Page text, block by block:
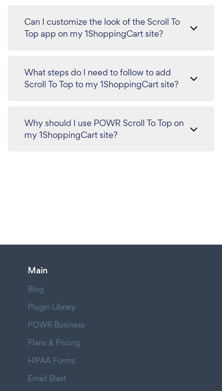
Can I customize the look of the Scroll To
Top app on my 1ShoppingCart site?
What steps do I need to follow to add
Scroll To Top to my 1ShoppingCart site?
Why should I use POWR Scroll To Top on
my 1ShoppingCart site?
Main
Blog
Plugin Library
POWR Business
Plans & Pricing
HIPAA Forms
Email Blast